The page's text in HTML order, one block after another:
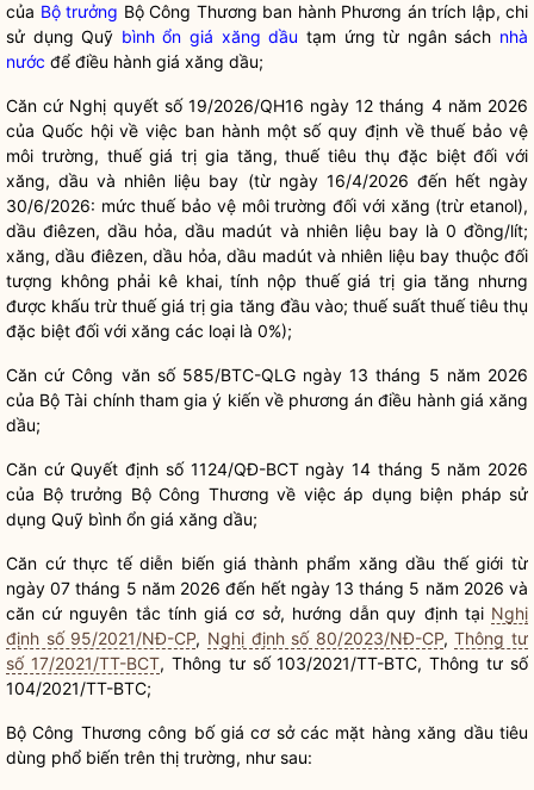
của Bộ trưởng Bộ Công Thương ban hành Phương án trích lập, chi
sử dụng Quỹ bình ổn giá xăng dầu tạm ứng từ ngân sách nhà
nước để điều hành giá xăng dầu;
Căncứ Nghị quyếtsố 19/2026/QH16 ngày 12 tháng 4 năm 2026
của Quốc hộivề việc ban hành một số quy định vềthuếbảo vệ
môi trường, thuế giá trị gia tăng, thuế tiêu thụ đặc biệt đối với
xăng, dầu và nhiên liệu bay (từ ngày 16/4/2026 đếnhết ngày
30/6/2026: mức thuế bảo vệ môi trường đối với xăng (trừ etanol),
dầuđiêzen, dầu hỏa, dầu madút và nhiên liệu bay là 0 đồng/lít;
xăng,dầu điêzen, dầu hỏa, dầu madút và nhiên liệu bay thuộc đối
tượng không phải kê khai, tính nộp thuế giá trị gia tăng nhưng
được khấutrừ thuế giátrị gia tăng đầu vào; thuếsuấtthuế tiêu thụ
đặc biệt đối với xăng các loại là 0%);
Căn cứ Công văn số585/BTC-QLG ngày 13 tháng 5 năm 2026
của Bộ Tài chính tham gia ý kiến về phương án điều hành giáxăng
dầu;
Căn cứ Quyết định số 1124/QĐ-BCT ngày 14 tháng 5 năm 2026
của Bộ trưởng Bộ Công Thương về việc áp dụng biện pháp sử
dụng Quỹ bình ổn giá xăng dầu;
Căn cứthực tế diễn biến giáthành phẩm xăng dầu thế giới từ
ngày 07 tháng 5 năm 2026 đến hết ngày13 tháng 5 năm 2026 và
căn cứ nguyên tắc tính giá cơ sở, hướng dẫn quy định tại Nghị
định số 95/2021/NĐ-CP, Nghị định số 80/2023/NĐ-CP,Thông tư
số 17/2021/TT-BCT, Thông tư số 103/2021/TT-BTC, Thông tư số
104/2021/TT-BTC;
Bộ Công Thương công bố giá cơ sở các mặt hàngxăng dầu tiêu
dùng phổ biến trên thị trường, như sau: